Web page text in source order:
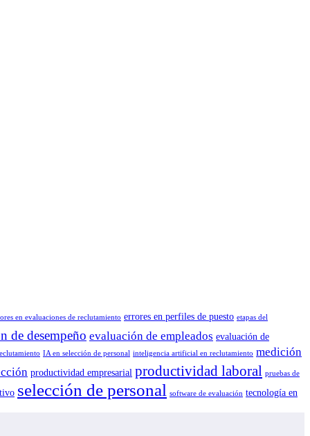
en evaluaciones de reclutamiento errores en perfiles de puesto etapas del
de desempeño evaluación de empleados evaluación de
IA en selección de personal inteligencia artificial en reclutamiento medición
productividad empresarial productividad laboral pruebas de
selección de personal software de evaluación tecnología en